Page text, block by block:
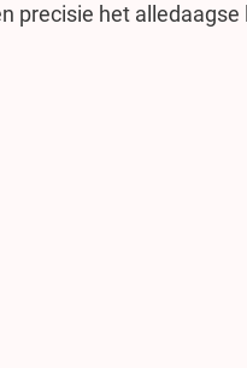
precisie het alledaagse